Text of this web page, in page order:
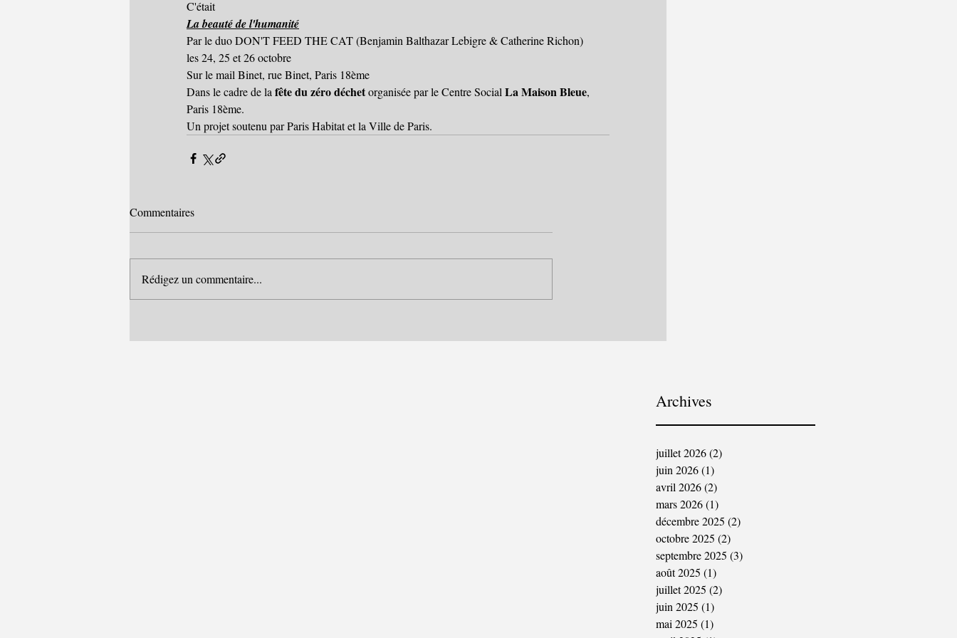
C'était
La beauté de l'humanité
Par le duo DON'T FEED THE CAT (Benjamin Balthazar Lebigre & Catherine Richon)
les 24, 25 et 26 octobre
Sur le mail Binet, rue Binet, Paris 18ème
Dans le cadre de la fête du zéro déchet organisée par le Centre Social La Maison Bleue,
Paris 18ème.
Un projet soutenu par Paris Habitat et la Ville de Paris.
Commentaires
Rédigez un commentaire...
Archives
juillet 2026(2)
juin 2026(1)
avril 2026(2)
mars 2026(1)
décembre 2025 (2)
octobre 2025 (2)
septembre 2025 (3)
août 2025 (1)
juillet 2025 (2)
juin 2025 (1)
mai 2025 (1)